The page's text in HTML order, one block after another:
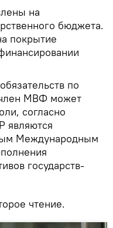
на
бюджета.
покрытие
по
МВФ может
согласно
являются
Международным
государств-
чтение.